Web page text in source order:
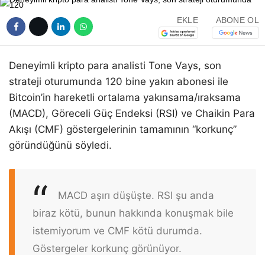
EKLE ABONE OL
Deneyimli kripto para analisti Tone Vays, son
strateji oturumunda 120 bine yakın abonesi ile
Bitcoin’in hareketli ortalama yakınsama/ıraksama
(MACD), Göreceli Güç Endeksi (RSI) ve Chaikin Para
Akışı (CMF) göstergelerinin tamamının “korkunç”
göründüğünü söyledi.
MACD aşırı düşüşte. RSI şu anda
biraz kötü, bunun hakkında konuşmak bile
istemiyorum ve CMF kötü durumda.
Göstergeler korkunç görünüyor.